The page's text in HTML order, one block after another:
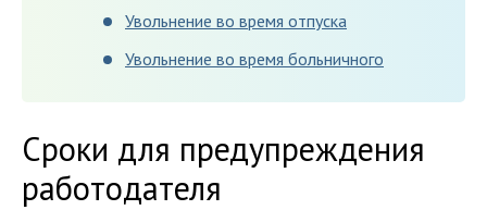
Увольнение во время отпуска
Увольнение во время больничного
Сроки для предупреждения
работодателя